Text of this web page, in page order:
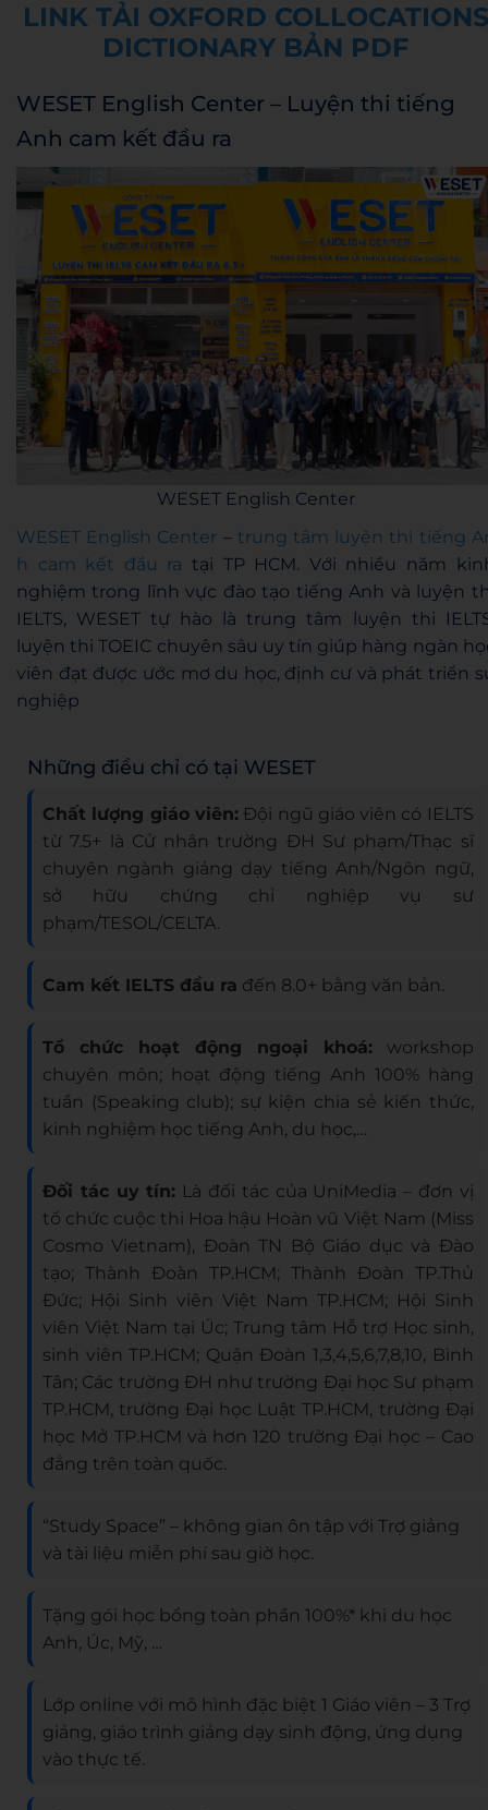
LINK TẢI OXFORD COLLOCATIONS
DICTIONARY BẢN PDF
WESET English Center – Luyện thi tiếng
Anh cam kết đầu ra
WESET English Center
WESET English Center – trung tâm luyện thi tiếng
h cam kết đầu ra tại TP HCM. Với nhiều năm
nghiệm trong lĩnh vực đào tạo tiếng Anh và luyện
IELTS, WESET tự hào là trung tâm luyện thi
luyện thi TOEIC chuyên sâu uy tín giúp hàng ngàn
viên đạt được ước mơ du học, định cư và phát triển
nghiệp
Những điều chỉ có tại WESET
Chất lượng giáo viên:Đội ngũ giáo viên có IELTS
từ 7.5+ là Cử nhân trường ĐH Sư phạm/Thạc sĩ
chuyên ngành giảng dạy tiếng Anh/Ngôn ngữ,
sở hữu chứng chỉ nghiệp vụ sư
phạm/TESOL/CELTA.
Cam kết IELTS đầu ra đến 8.0+ bằng văn bản.
Tổ chức hoạt động ngoại khoá:workshop
chuyên môn; hoạt động tiếng Anh 100% hàng
tuần (Speaking club); sự kiện chia sẻ kiến thức,
kinh nghiệm học tiếng Anh, du học,…
Đối tác uy tín: Là đối tác của UniMedia – đơn vị
tổ chức cuộc thi Hoa hậu Hoàn vũ Việt Nam (Miss
Cosmo Vietnam), Đoàn TN Bộ Giáo dục và Đào
tạo; Thành Đoàn TP.HCM; Thành Đoàn TP.Thủ
Đức; Hội Sinh viên Việt Nam TP.HCM; Hội Sinh
viên Việt Nam tại Úc; Trung tâm Hỗ trợ Học sinh,
sinh viên TP.HCM; Quận Đoàn 1,3,4,5,6,7,8,10, Bình
Tân; Các trường ĐH như trường Đại học Sư phạm
TP.HCM, trường Đại học Luật TP.HCM, trường Đại
học Mở TP.HCM và hơn 120 trường Đại học – Cao
đẳng trên toàn quốc.
“Study Space” – không gian ôn tập với Trợ giảng
và tài liệu miễn phí sau giờ học.
Tặng gói học bổng toàn phần 100%* khi du học
Anh, Úc, Mỹ, …
Lớp online với mô hình đặc biệt 1 Giáo viên – 3 Trợ
giảng, giáo trình giảng dạy sinh động, ứng dụng
vào thực tế.